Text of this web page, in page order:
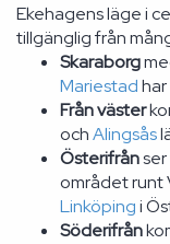
Ekehagens läge i
tillgänglig från
Skaraborg
Mariestad
Från väster
ochAlingsås
Österifrån
området runt
Linköpingi
Söderifrån